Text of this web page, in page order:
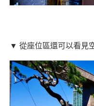
▼ 從座位區還可以看見